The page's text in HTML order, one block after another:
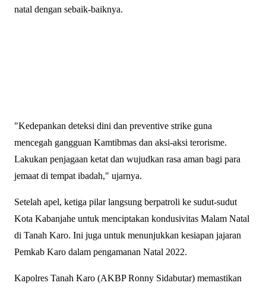
natal dengan sebaik-baiknya.
"Kedepankan deteksi dini dan preventive strike guna
mencegah gangguan Kamtibmas dan aksi-aksi terorisme.
Lakukan penjagaan ketat dan wujudkan rasa aman bagi para
jemaat di tempat ibadah," ujarnya.
Setelah apel, ketiga pilar langsung berpatroli ke sudut-sudut
Kota Kabanjahe untuk menciptakan kondusivitas Malam Natal
di Tanah Karo. Ini juga untuk menunjukkan kesiapan jajaran
Pemkab Karo dalam pengamanan Natal 2022.
Kapolres Tanah Karo (AKBP Ronny Sidabutar) memastikan